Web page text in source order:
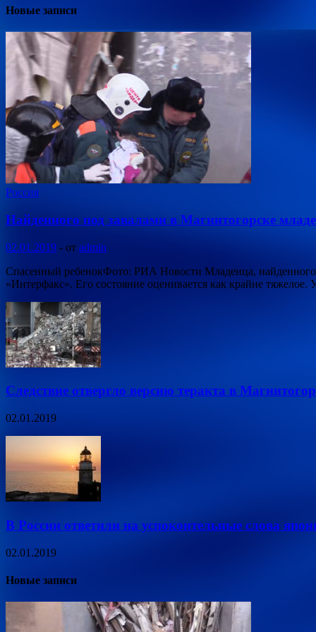
Новые записи
Россия
Найденного под завалами в Магнитогорске
02.01.2019 - от admin
Спасенный ребенокФото: РИА Новости Младенца,
«Интерфакс». Его состояние оценивается как крайне тяжелое.
Следствие отвергло версию теракта в
02.01.2019
В России ответили на успокоительные слова
02.01.2019
Новые записи